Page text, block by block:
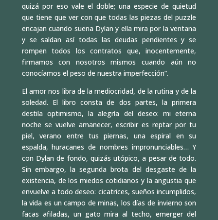
quizá por eso vale el doble; una especie de quietud
que tiene que ver con que todas las piezas del puzzle
encajan cuando suena Dylan y ella mira por la ventana
y se saldan así todas las deudas pendientes y se
rompen todos los contratos que, inocentemente,
firmamos con nosotros mismos cuando aún no
conocíamos el peso de nuestra imperfección”.
El amor nos libra de la mediocridad, de la rutina y de la
soledad. El libro consta de dos partes, la primera
destila optimismo, la alegría del deseo: mi eterna
noche se vuelve amanecer, escribir es reptar por tu
piel, verano entre tus piernas, una espiral en su
espalda, huracanes de nombres impronunciables… Y
con Dylan de fondo, quizás utópico, a pesar de todo.
Sin embargo, la segunda brota del desgaste de la
existencia, de los miedos cotidianos y la angustia que
envuelve a todo deseo: cicatrices, sueños incumplidos,
la vida es un campo de minas, los días de invierno son
facas afiladas, un gato mira al techo, emerger del